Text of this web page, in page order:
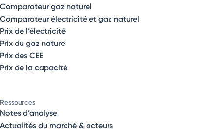
Comparateur gaz naturel
Comparateur électricité et gaz naturel
Prix de l’électricité
Prix du gaz naturel
Prix des CEE
Prix de la capacité
Ressources
Notes d’analyse
Actualités du marché & acteurs